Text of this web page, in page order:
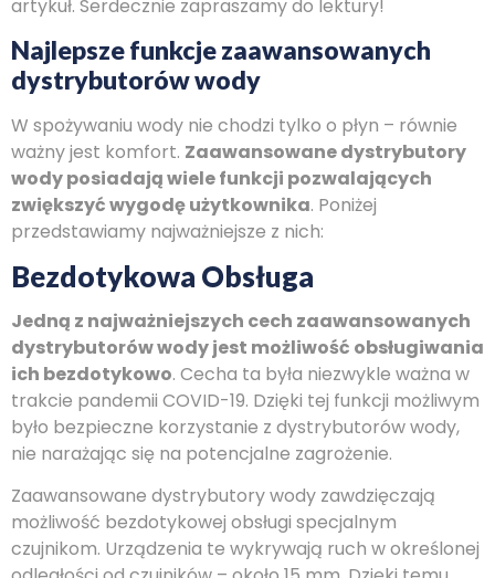
artykuł. Serdecznie zapraszamy do lektury!
Najlepsze funkcje zaawansowanych
dystrybutorów wody
W spożywaniu wody nie chodzi tylko o płyn – równie
ważny jest komfort. Zaawansowane dystrybutory
wody posiadają wiele funkcji pozwalających
zwiększyć wygodę użytkownika. Poniżej
przedstawiamy najważniejsze z nich:
Bezdotykowa Obsługa
Jedną z najważniejszych cech zaawansowanych
dystrybutorów wody jest możliwość obsługiwania
ich bezdotykowo. Cecha ta była niezwykle ważna w
trakcie pandemii COVID-19. Dzięki tej funkcji możliwym
było bezpieczne korzystanie z dystrybutorów wody,
nie narażając się na potencjalne zagrożenie.
Zaawansowane dystrybutory wody zawdzięczają
możliwość bezdotykowej obsługi specjalnym
czujnikom. Urządzenia te wykrywają ruch w określonej